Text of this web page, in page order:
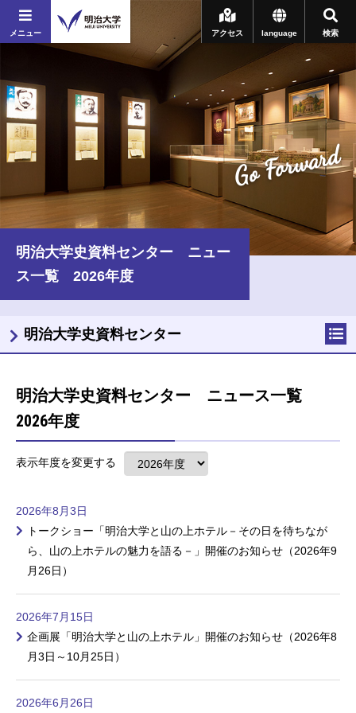
メニュー 検索
language
アクセス
Go Forward
明治大学史資料センター ニュー
ス一覧 2026年度
明治大学史資料センター ニュース一覧
2026年度
表示年度を変更する
2026年8月3日
トークショー「明治大学と山の上ホテル－その日を待ちなが
ら、山の上ホテルの魅力を語る－」開催のお知らせ（2026年9
月26日）
2026年7月15日
企画展「明治大学と山の上ホテル」開催のお知らせ（2026年8
月3日～10月25日）
2026年6月26日
明治大学史資料センター